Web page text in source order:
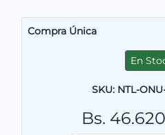
Compra Única
En
SKU: NTL-
Bs.